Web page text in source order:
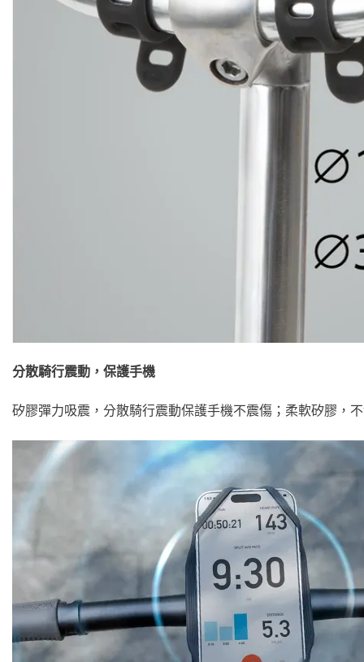
分散騎行震動，保護手機
矽膠彈力吸震，分散騎行震動保護手機不震傷；柔軟矽膠，